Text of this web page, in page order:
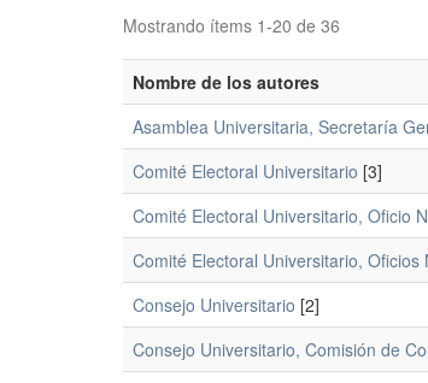
Mostrando ítems 1-20 de 36
Nombre de los autores
Asamblea Universitaria, Secretaría
Comité Electoral Universitario [3]
Comité Electoral Universitario, Oficio
Comité Electoral Universitario, Oficios
Consejo Universitario [2]
Consejo Universitario, Comisión de